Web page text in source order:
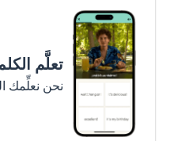
تعلَّم
نحن نعلِّمك